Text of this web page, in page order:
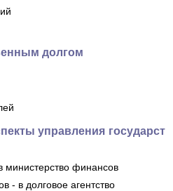
долгом
управления государст
министерство финансов
- в долговое агентство